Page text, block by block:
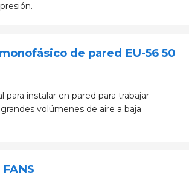
de pared EU-56 50
para instalar en pared para trabajar
volúmenes de aire a baja